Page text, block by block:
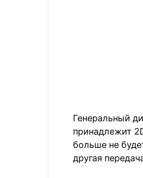
Генеральный
принадлежит
больше не
другая